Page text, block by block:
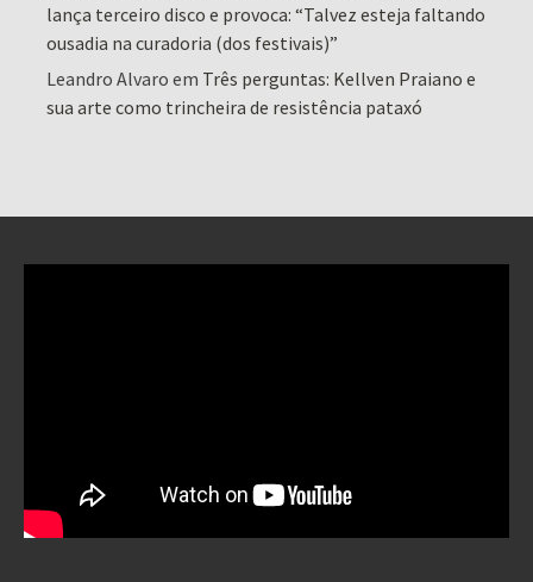
lança terceiro disco e provoca: “Talvez esteja faltando
ousadia na curadoria (dos festivais)”
Leandro Alvaro em Três perguntas: Kellven Praiano e
sua arte como trincheira de resistência pataxó